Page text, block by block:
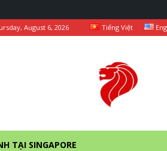
August 6, 2026 Tiếng Việt
TẠI SINGAPORE